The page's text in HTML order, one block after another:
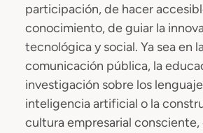
participación, de hacer
conocimiento, de guiar la
tecnológica y social. Ya sea en
comunicación pública, la
investigación sobre los
inteligencia artificial o la
cultura empresarial